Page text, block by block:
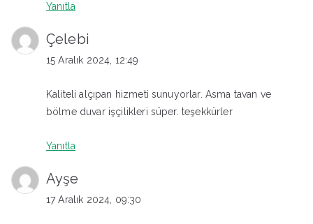
Yanıtla
Çelebi
15 Aralık 2024, 12:49
Kaliteli alçıpan hizmeti sunuyorlar. Asma tavan ve
bölme duvar işçilikleri süper. teşekkürler
Yanıtla
Ayşe
17 Aralık 2024, 09:30